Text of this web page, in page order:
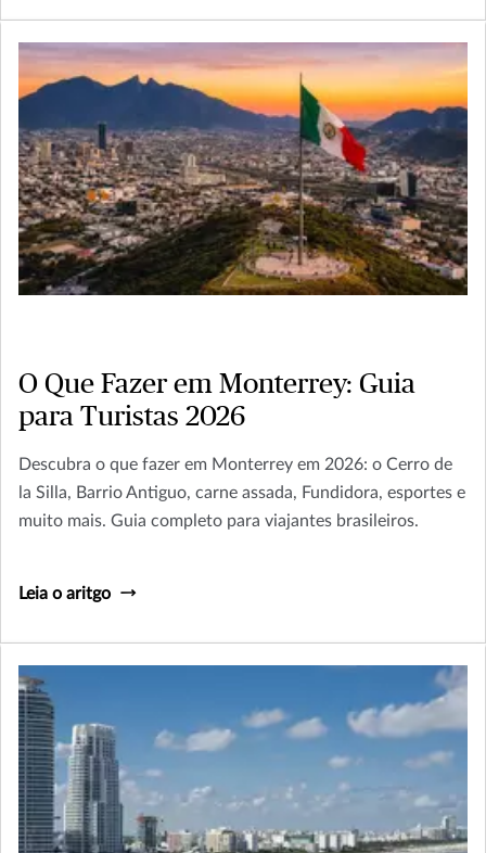
O Que Fazer em Monterrey: Guia
para Turistas 2026
Descubra o que fazer em Monterrey em 2026: o Cerro de
la Silla, Barrio Antiguo, carne assada, Fundidora, esportes e
muito mais. Guia completo para viajantes brasileiros.
Leia o aritgo